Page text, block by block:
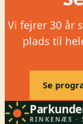
Vi fejrer 30 år
plads til
Se
RINKENÆS ·